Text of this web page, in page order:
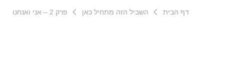
דף הבית השביל הזה מתחיל כאן פרק 2 – אני ואנחנו